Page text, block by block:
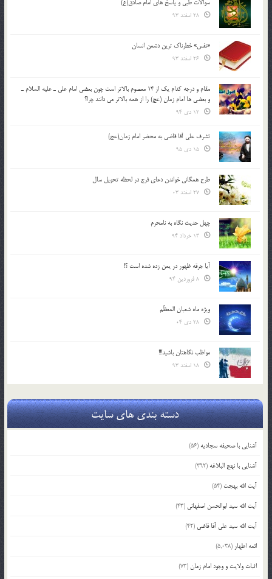
سوالات طبی و پاسخ های امام صادق(ع)
«نفس» خطرناک ترین دشمن انسان
مقام و درجه كدام يك از 14 معصوم بالاتر است چون بعضي امام علي ـ عليه السلام ـ
و بعضي ها امام زمان (عج) را از همه بالاتر مي دانند چرا؟
تشرف علي آقا قاضي به محضر امام زمان(عج)
طرح همگانی خواندن دعای فرج در لحظه تحویل سال
چهل حدیث نگاه به نامحرم
آیا جرقه ظهور در یمن زده شده است ؟!
ویژه ماه شعبان المعظّم
مواظب نگاهتان باشید!!!
دسته بندی های سایت
آشنایی با صحیفه سجادیه (56)
آشنایی با نهج البلاغه (392)
آیت الله بهجت (54)
آیت الله سید ابوالحسن اصفهانی (43)
آیت الله سید علی آقا قاضی (42)
ائمه اطهار (5,038)
اثبات ولایت و وجود امام زمان(73)